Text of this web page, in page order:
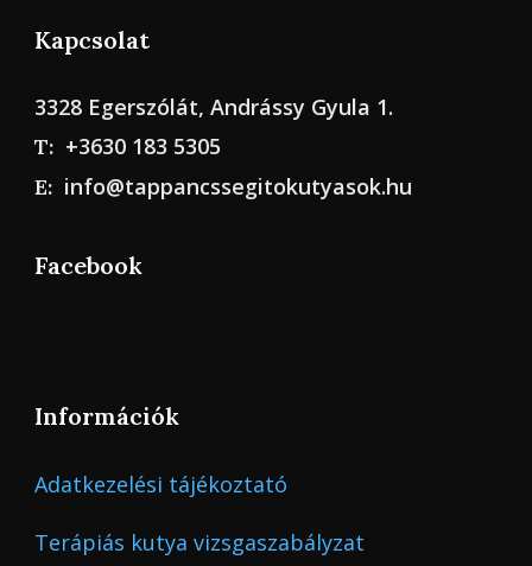
Kapcsolat
3328 Egerszólát, Andrássy Gyula 1.
T: +3630 183 5305
E: info@tappancssegitokutyasok.hu
Facebook
Információk
Adatkezelési tájékoztató
Terápiás kutya vizsgaszabályzat